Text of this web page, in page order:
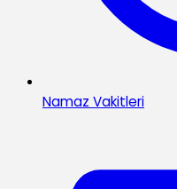
Namaz Vakitleri